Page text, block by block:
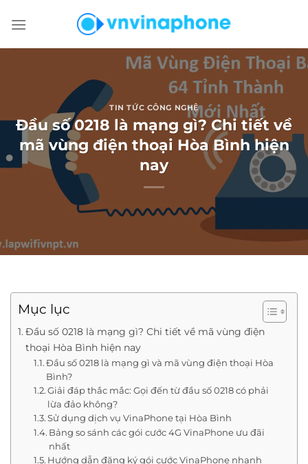
đến
TIN TỨC CÔNG NGHỆ
Đầu số 0218 là mạng gì? Chi tiết về
mã vùng điện thoại Hòa Bình hiện
nay
Mục lục
Đầu số 0218 là mạng gì? Chi tiết về mã vùng điện
thoại Hòa Bình hiện nay
Đầu số 0218 là mạng gì và mã vùng điện thoại Hòa
Bình?
Giải đáp thắc mắc: Gọi đến từ đầu số 0218 có phải
lừa đảo không?
Sử dụng dịch vụ VinaPhone tại Hòa Bình
Bảng so sánh các gói cước 4G VinaPhone ưu đãi
nhất
Hướng dẫn đăng ký gói cước VinaPhone nhanh